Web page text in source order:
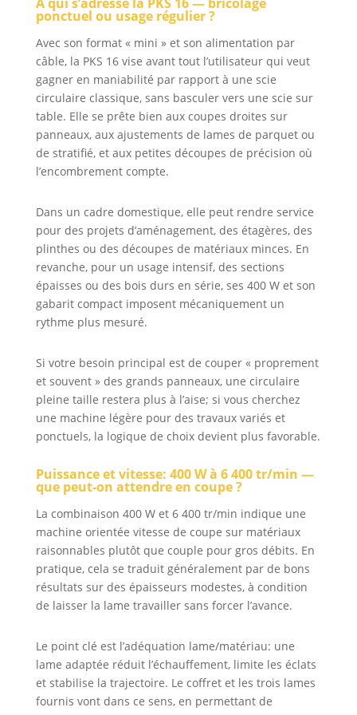
cuivre. Coupes
précises
facilement et en
toute sécurité
grâce à la lame de
scie abaissable
Travaillez sans
poussière grâce à
l'adaptateur
avec : PKS 16, 1x
lame de scie de
précision, 1x lame
de scie spéciale,
1x lame de scie
diamantée
céramique, coffret
ponctuel ou usage régulier ?
Avec son format « mini » et son alimentation par
câble, la PKS 16 vise avant tout l’utilisateur qui veut
gagner en maniabilité par rapport à une scie
circulaire classique, sans basculer vers une scie sur
table. Elle se prête bien aux coupes droites sur
panneaux, aux ajustements de lames de parquet ou
de stratifié, et aux petites découpes de précision où
l’encombrement compte.
Dans un cadre domestique, elle peut rendre service
pour des projets d’aménagement, des étagères, des
plinthes ou des découpes de matériaux minces. En
revanche, pour un usage intensif, des sections
épaisses ou des bois durs en série, ses 400 W et son
gabarit compact imposent mécaniquement un
rythme plus mesuré.
Si votre besoin principal est de couper « proprement
et souvent » des grands panneaux, une circulaire
pleine taille restera plus à l’aise; si vous cherchez
une machine légère pour des travaux variés et
ponctuels, la logique de choix devient plus favorable.
Puissance et vitesse: 400 W à 6 400 tr/min —
que peut-on attendre en coupe ?
La combinaison 400 W et 6 400 tr/min indique une
machine orientée vitesse de coupe sur matériaux
raisonnables plutôt que couple pour gros débits. En
pratique, cela se traduit généralement par de bons
résultats sur des épaisseurs modestes, à condition
de laisser la lame travailler sans forcer l’avance.
Le point clé est l’adéquation lame/matériau: une
lame adaptée réduit l’échauffement, limite les éclats
et stabilise la trajectoire. Le coffret et les trois lames
fournis vont dans ce sens, en permettant de